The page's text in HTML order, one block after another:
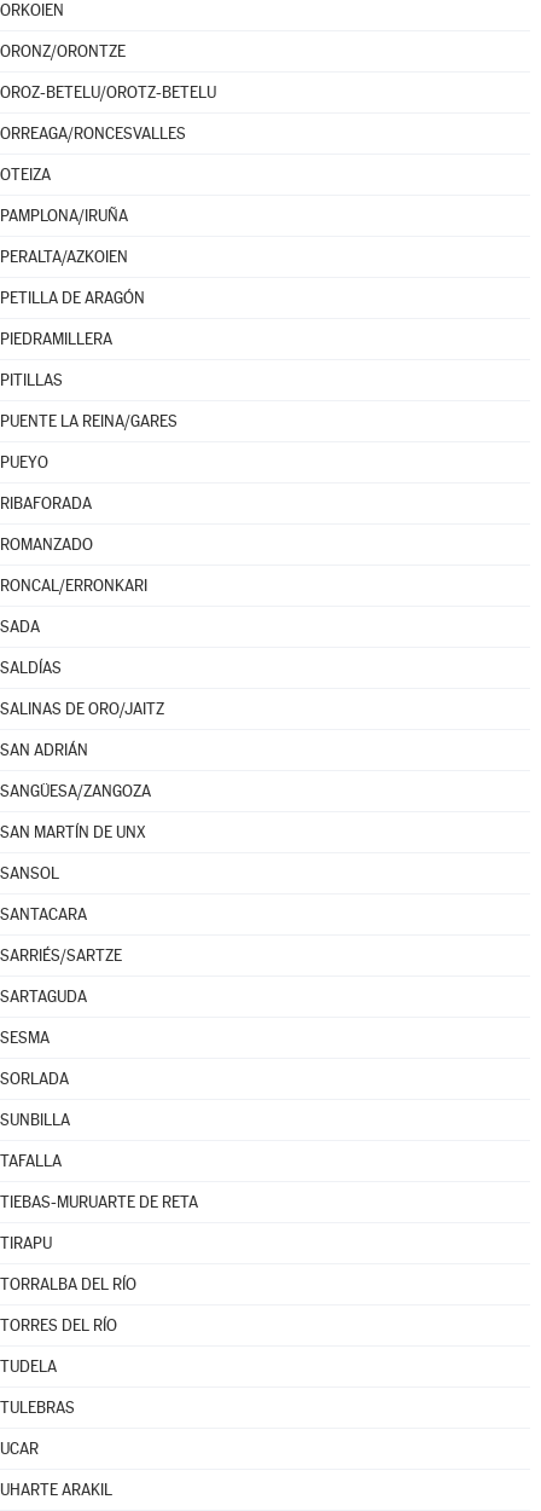
ORKOIEN
ORONZ/ORONTZE
OROZ-BETELU/OROTZ-BETELU
ORREAGA/RONCESVALLES
OTEIZA
PAMPLONA/IRUÑA
PERALTA/AZKOIEN
PETILLA DE ARAGÓN
PIEDRAMILLERA
PITILLAS
PUENTE LA REINA/GARES
PUEYO
RIBAFORADA
ROMANZADO
RONCAL/ERRONKARI
SADA
SALDÍAS
SALINAS DE ORO/JAITZ
SAN ADRIÁN
SANGÜESA/ZANGOZA
SAN MARTÍN DE UNX
SANSOL
SANTACARA
SARRIÉS/SARTZE
SARTAGUDA
SESMA
SORLADA
SUNBILLA
TAFALLA
TIEBAS-MURUARTE DE RETA
TIRAPU
TORRALBA DEL RÍO
TORRES DEL RÍO
TUDELA
TULEBRAS
UCAR
UHARTE ARAKIL